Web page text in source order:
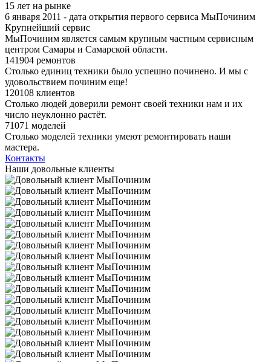
15 лет на рынке
6 января 2011 - дата открытия первого сервиса МыПочиним
Крупнейший сервис
МыПочиним является самым крупным частным сервисным
центром Самары и Самарской области.
141904 ремонтов
Столько единиц техники было успешно починено. И мы с
удовольствием починим еще!
120108 клиентов
Столько людей доверили ремонт своей техники нам и их
число неуклонно растёт.
71071 моделей
Столько моделей техники умеют ремонтировать наши
мастера.
Контакты
Наши довольные клиенты